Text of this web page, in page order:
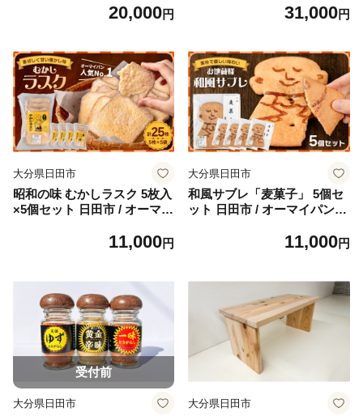
ル 瓶ビール 飲み比べ 日田市
20,000円
比べ 日田市 / 株式会社HK企
31,000円
大分県日田市
昭和の味 むかしラスク 5枚入
×5個セット 日田市 / オーマイ
11,000円
大分県日田市
和風サブレ「麦菓子」 5個セ
ット 日田市 / オーマイパン有
11,000円
受付前
大分県日田市 大分県日田市